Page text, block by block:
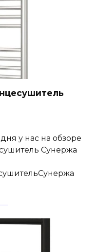
у нас на обзоре
Сунержа